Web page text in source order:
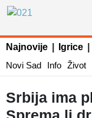
Najnovije Igrice
Novi Sad
Info Život
Srbija ima